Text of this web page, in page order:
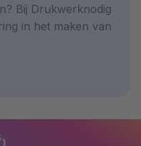
Bij Drukwerknodig
in het maken van